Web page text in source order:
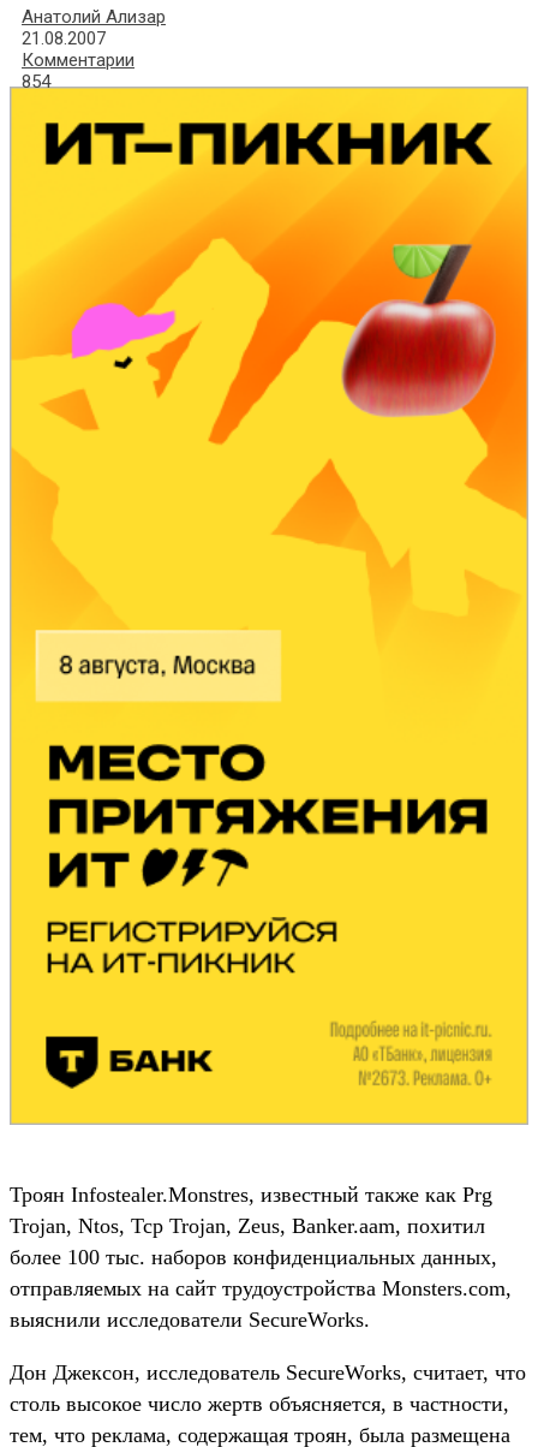
Анатолий Ализар
21.08.2007
Комментарии
854
Троян Infostealer.Monstres, известный также как Prg
Trojan, Ntos, Tcp Trojan, Zeus, Banker.aam, похитил
более 100 тыс. наборов конфиденциальных данных,
отправляемых на сайт трудоустройства Monsters.com,
выяснили исследователи SecureWorks.
Дон Джексон, исследователь SecureWorks, считает, что
столь высокое число жертв объясняется, в частности,
тем, что реклама, содержащая троян, была размещена